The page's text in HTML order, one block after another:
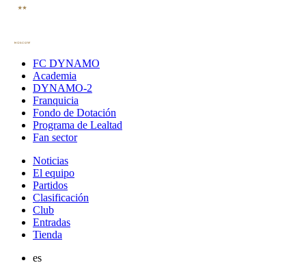
FC DYNAMO
Academia
DYNAMO-2
Franquicia
Fondo de Dotación
Programa de Lealtad
Fan sector
Noticias
El equipo
Partidos
Clasificación
Club
Entradas
Tienda
es